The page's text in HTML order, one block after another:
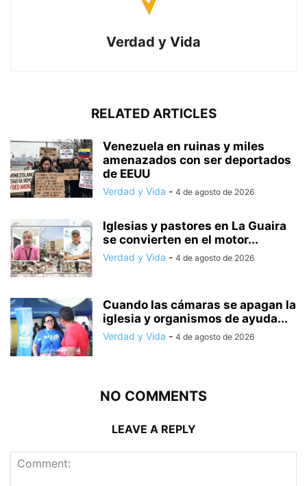
Verdad y Vida
RELATED ARTICLES
Venezuela en ruinas y miles
amenazados con ser deportados
de EEUU
Verdad y Vida - 4 de agosto de 2026
Iglesias y pastores en La Guaira
se convierten en el motor...
Verdad y Vida - 4 de agosto de 2026
Cuando las cámaras se apagan la
iglesia y organismos de ayuda...
Verdad y Vida - 4 de agosto de 2026
NO COMMENTS
LEAVE A REPLY